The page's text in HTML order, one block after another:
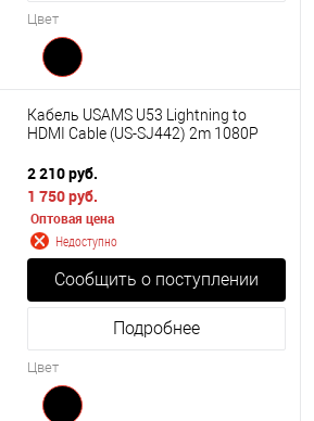
Цвет
Кабель USAMS U53 Lightning to
HDMI Cable (US-SJ442) 2m 1080P
2 210 руб.
1 750 руб.
Оптовая цена
Недоступно
Сообщить о поступлении
Подробнее
Цвет